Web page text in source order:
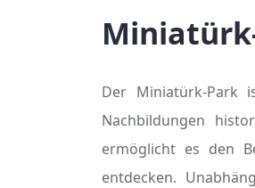
Der Miniatürk-Park
Nachbildungen
ermöglicht es den
entdecken.